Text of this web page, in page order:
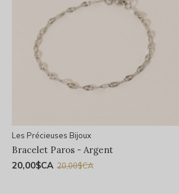
Les Précieuses Bijoux
Bracelet Paros - Argent
20,00$CA 20,00$CA